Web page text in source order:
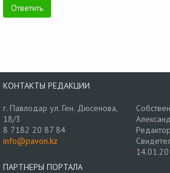
КОНТАКТЫ РЕДАКЦИИ
г. Павлодар ул. Ген. Дюсенова,
18/3
8 7182 20 87 84
info@pavon.kz
ПАРТНЕРЫ ПОРТАЛА